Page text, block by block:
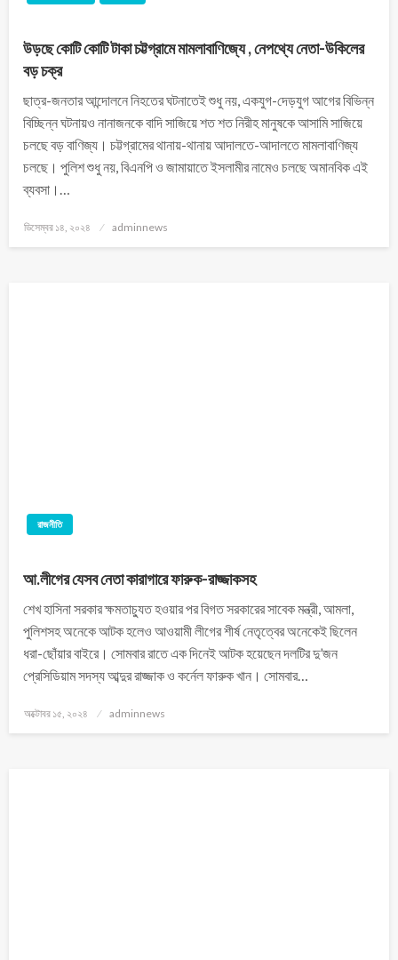
উড়ছে কোটি কোটি টাকা চট্টগ্রামে মামলাবাণিজ্যে , নেপথ্যে নেতা-উকিলের
বড় চক্র
ছাত্র-জনতার আন্দোলনে নিহতের ঘটনাতেই শুধু নয়, একযুগ-দেড়যুগ আগের বিভিন্ন
বিচ্ছিন্ন ঘটনায়ও নানাজনকে বাদি সাজিয়ে শত শত নিরীহ মানুষকে আসামি সাজিয়ে
চলছে বড় বাণিজ্য। চট্টগ্রামের থানায়-থানায় আদালতে-আদালতে মামলাবাণিজ্য
চলছে। পুলিশ শুধু নয়, বিএনপি ও জামায়াতে ইসলামীর নামেও চলছে অমানবিক এই
ব্যবসা।…
ডিসেম্বর ১৪, ২০২৪ adminnews
রাজনীতি
আ.লীগের যেসব নেতা কারাগারে ফারুক-রাজ্জাকসহ
শেখ হাসিনা সরকার ক্ষমতাচ্যুত হওয়ার পর বিগত সরকারের সাবেক মন্ত্রী, আমলা,
পুলিশসহ অনেকে আটক হলেও আওয়ামী লীগের শীর্ষ নেতৃত্বের অনেকেই ছিলেন
ধরা-ছোঁয়ার বাইরে। সোমবার রাতে এক দিনেই আটক হয়েছেন দলটির দু’জন
প্রেসিডিয়াম সদস্য আব্দুর রাজ্জাক ও কর্নেল ফারুক খান। সোমবার…
অক্টোবর ১৫, ২০২৪ adminnews